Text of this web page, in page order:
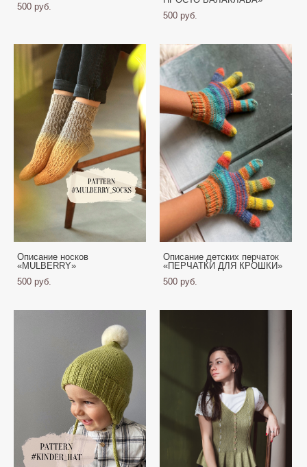
500 pуб.
500 pуб.
Описание носков
«MULBERRY»
500 pуб.
Описание детских перчаток
«ПЕРЧАТКИ ДЛЯ КРОШКИ»
500 pуб.